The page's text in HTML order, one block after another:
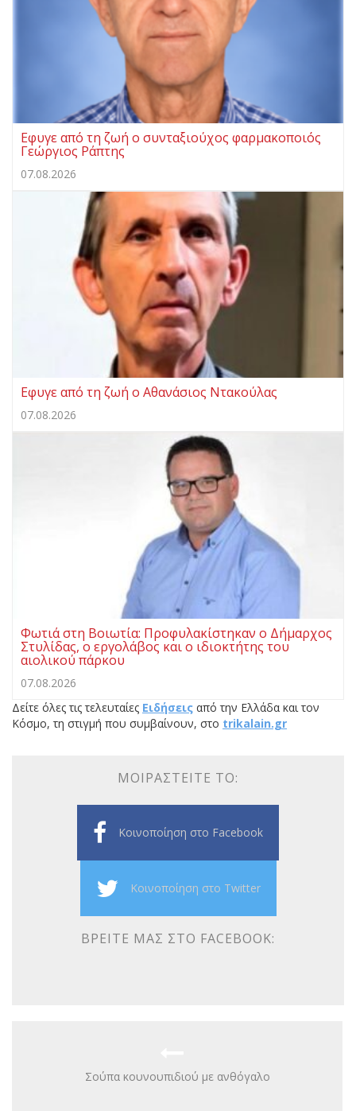
Εφυγε από τη ζωή ο συνταξιούχος φαρμακοποιός
Γεώργιος Ράπτης
07.08.2026
Eφυγε από τη ζωή ο Αθανάσιος Ντακούλας
07.08.2026
Φωτιά στη Βοιωτία: Προφυλακίστηκαν ο Δήμαρχος
Στυλίδας, ο εργολάβος και ο ιδιοκτήτης του
αιολικού πάρκου
07.08.2026
Δείτε όλες τις τελευταίες Ειδήσεις από την Ελλάδα και τον
Κόσμο, τη στιγμή που συμβαίνουν, στο trikalain.gr
ΜΟΙΡΑΣΤΕΊΤΕ ΤΟ:
Κοινοποίηση στο Facebook
Κοινοποίηση στο Twitter
ΒΡΕΊΤΕ ΜΑΣ ΣΤΟ FACEBOOK:
Σούπα κουνουπιδιού με ανθόγαλο